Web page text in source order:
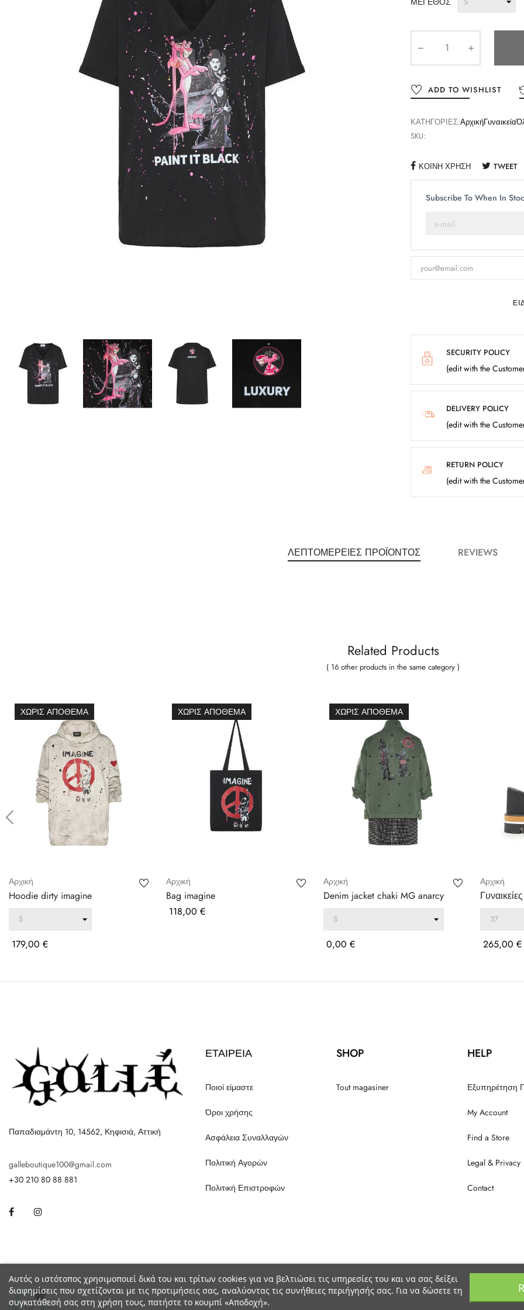
ADD TO WISHLIST
ΚΑΤΗΓΟΡΊΕΣ:ΑρχικήΓυναικεία
SKU:
ΚΟΙΝΉ ΧΡΉΣΗ TWEET
Subscribe To When In
SECURITY POLICY
(edit with the
DELIVERY POLICY
(edit with the
RETURN POLICY
(edit with the
ΛΕΠΤΟΜΈΡΕΙΕΣ ΠΡΟΪΌΝΤΟΣ REVIEWS
Related Products
( 16 other products in the same category )
ΧΩΡΊΣ ΑΠΌΘΕΜΑ
Αρχική
Hoodie dirty imagine
Τιμή
179,00 €
ΧΩΡΊΣ ΑΠΌΘΕΜΑ
Αρχική
Bag imagine
Τιμή
118,00 €
ΧΩΡΊΣ ΑΠΌΘΕΜΑ
Αρχική
Denim jacket chaki MG anarcy
Τιμή
0,00 €
Αρχική
PALOMA
Τιμή
265,00 €
Παπαδιαμάντη 10, 14562, Κηφισιά, Αττική
galleboutique100@gmail.com
+30 210 80 88 881
Facebook
ΕΤΑΙΡΕΊΑ
Ποιοί είμαστε
Όροι χρήσης
Ασφάλεια Συναλλαγών
Πολιτική Αγορών
Πολιτική Επιστροφών
SHOP
Tout magasiner
HELP
Εξυπηρέτηση
My Account
Find a Store
Legal & Privacy
Contact
Αυτός ο ιστότοπος χρησιμοποιεί δικά του και τρίτων cookies για να βελτιώσει τις υπηρεσίες του και να σας δείξει
διαφημίσεις που σχετίζονται με τις προτιμήσεις σας, αναλύοντας τις συνήθειες περιήγησής σας. Για να δώσετε τη
συγκατάθεσή σας στη χρήση τους, πατήστε το κουμπί «Αποδοχή».